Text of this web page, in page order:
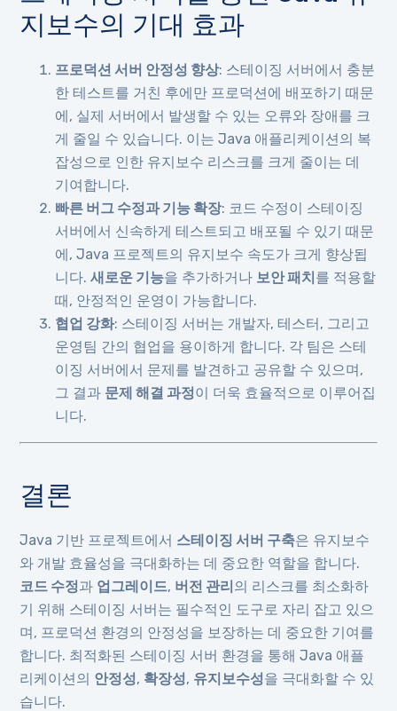
지보수의 기대 효과
프로덕션 서버 안정성 향상: 스테이징 서버에서 충분
한 테스트를 거친 후에만 프로덕션에 배포하기 때문
에, 실제 서버에서 발생할 수 있는 오류와 장애를 크
게 줄일 수 있습니다. 이는 Java 애플리케이션의 복
잡성으로 인한 유지보수 리스크를 크게 줄이는 데
기여합니다.
빠른 버그 수정과 기능 확장: 코드 수정이 스테이징
서버에서 신속하게 테스트되고 배포될 수 있기 때문
에, Java 프로젝트의 유지보수 속도가 크게 향상됩
니다.새로운 기능을 추가하거나 보안 패치를 적용할
때, 안정적인 운영이 가능합니다.
협업 강화: 스테이징 서버는 개발자, 테스터, 그리고
운영팀 간의 협업을 용이하게 합니다. 각 팀은 스테
이징 서버에서 문제를 발견하고 공유할 수 있으며,
그 결과 문제 해결 과정이 더욱 효율적으로 이루어집
니다.
결론
Java 기반 프로젝트에서 스테이징 서버 구축은 유지보수
와 개발 효율성을 극대화하는 데 중요한 역할을 합니다.
코드 수정과 업그레이드, 버전 관리의 리스크를 최소화하
기 위해 스테이징 서버는 필수적인 도구로 자리 잡고 있으
며, 프로덕션 환경의 안정성을 보장하는 데 중요한 기여를
합니다. 최적화된 스테이징 서버 환경을 통해 Java 애플
리케이션의 안정성, 확장성, 유지보수성을 극대화할 수 있
습니다.